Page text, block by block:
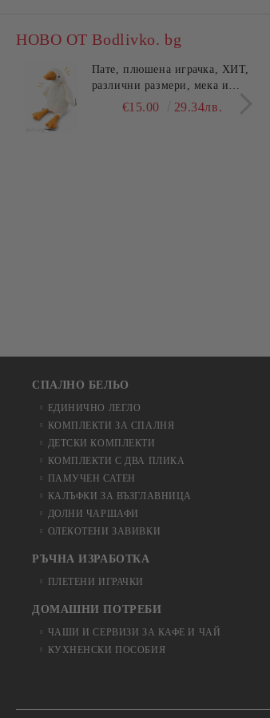
НОВО ОТ Bodlivko. bg
Пате, плюшена играчка, ХИТ,
различни размери, мека и
гушлива€15.00 29.34лв.
СПАЛНО БЕЛЬО
ЕДИНИЧНО ЛЕГЛО
КОМПЛЕКТИ ЗА СПАЛНЯ
ДЕТСКИ КОМПЛЕКТИ
КОМПЛЕКТИ С ДВА ПЛИКА
ПАМУЧЕН САТЕН
КАЛЪФКИ ЗА ВЪЗГЛАВНИЦА
ДОЛНИ ЧАРШАФИ
ОЛЕКОТЕНИ ЗАВИВКИ
РЪЧНА ИЗРАБОТКА
ПЛЕТЕНИ ИГРАЧКИ
ДОМАШНИ ПОТРЕБИ
ЧАШИ И СЕРВИЗИ ЗА КАФЕ И ЧАЙ
КУХНЕНСКИ ПОСОБИЯ